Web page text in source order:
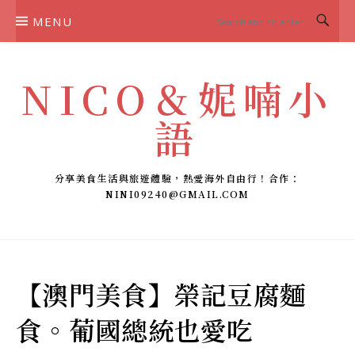
MENU
NICO＆妮喃小
語
分享美食生活與旅遊體驗，熱愛海外自由行！合作：
NINI09240@GMAIL.COM
【澳門美食】榮記豆腐麵
食。葡國總統也愛吃